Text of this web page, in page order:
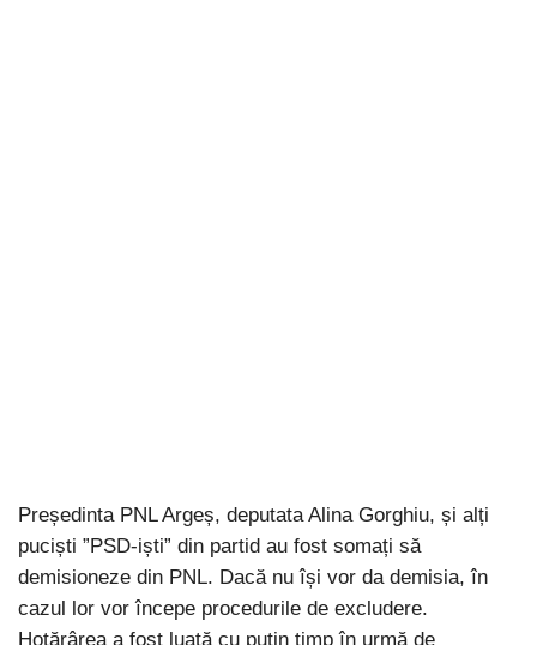
Președinta PNL Argeș, deputata Alina Gorghiu, și alți
puciști ”PSD-iști” din partid au fost somați să
demisioneze din PNL. Dacă nu își vor da demisia, în
cazul lor vor începe procedurile de excludere.
Hotărârea a fost luată cu puțin timp în urmă de